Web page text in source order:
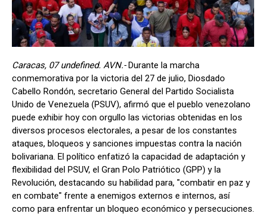
Caracas, 07 undefined. AVN.-Durante la marcha
conmemorativa por la victoria del 27 de julio, Diosdado
Cabello Rondón, secretario General del Partido Socialista
Unido de Venezuela (PSUV), afirmó que el pueblo venezolano
puede exhibir hoy con orgullo las victorias obtenidas en los
diversos procesos electorales, a pesar de los constantes
ataques, bloqueos y sanciones impuestas contra la nación
bolivariana. El político enfatizó la capacidad de adaptación y
flexibilidad del PSUV, el Gran Polo Patriótico (GPP) y la
Revolución, destacando su habilidad para, "combatir en paz y
en combate" frente a enemigos externos e internos, así
como para enfrentar un bloqueo económico y persecuciones.